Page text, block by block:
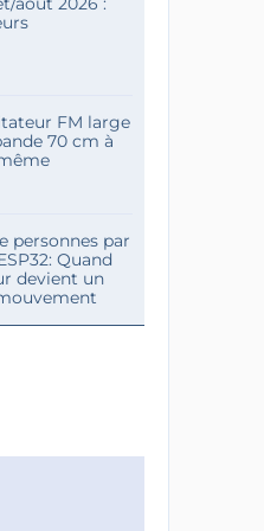
FM large
70 cm à
personnes par
Quand
devient un